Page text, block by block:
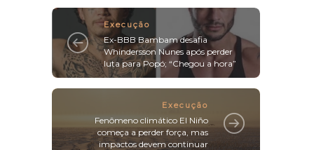
Execução
Ex-BBB Bambam desafia
Whindersson Nunes após perder
luta para Popó; “Chegou a hora”
Execução
Fenômeno climático El Niño
começa a perder força, mas
impactos devem continuar